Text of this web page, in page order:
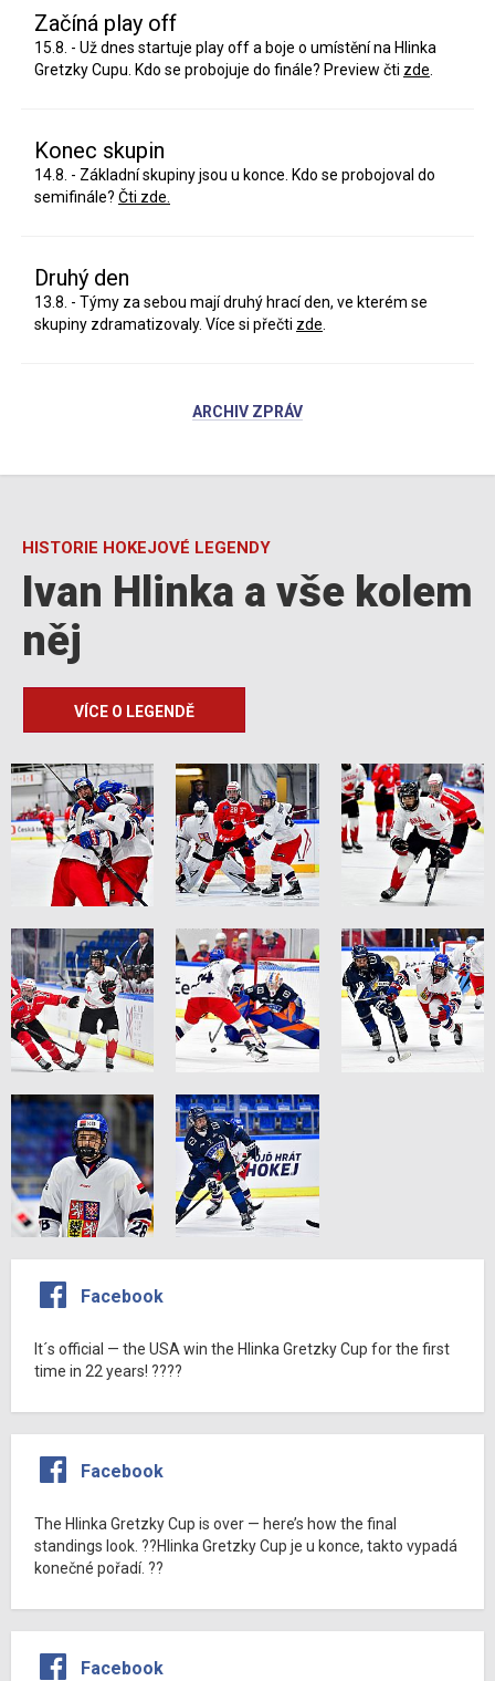
Začíná play off
15.8. - Už dnes startuje play off a boje o umístění na Hlinka
Gretzky Cupu. Kdo se probojuje do finále? Preview čti zde
Konec skupin
14.8. - Základní skupiny jsou u konce. Kdo se probojoval do
semifinále? Čti zde.
Druhý den
13.8. - Týmy za sebou mají druhý hrací den, ve kterém se
skupiny zdramatizovaly. Více si přečti zde
ARCHIV ZPRÁV
HISTORIE HOKEJOVÉ LEGENDY
Ivan Hlinka a vše kolem
něj
VÍCE O LEGENDĚ
Facebook
It´s official — the USA win the Hlinka Gretzky Cup for the first
time in 22 years! ????
Facebook
The Hlinka Gretzky Cup is over — here’s how the final
standings look. ??Hlinka Gretzky Cup je u konce, takto vypadá
konečné pořadí. ??
Facebook